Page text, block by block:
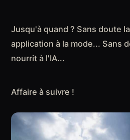
Jusqu'à quand ? Sans doute
application à la mode... Sans
nourrit à l'IA...
Affaire à suivre !